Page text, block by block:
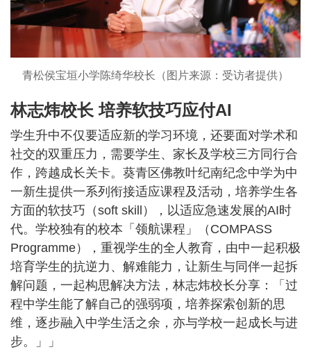
青松侯宝垣小学陈绮华校长（图片来源：受访者提供）
林志炜校长 培养软技巧应付AI
学生升中不仅要适应新的学习环境，还要面对学术和
社交的双重压力，需要学生、家长及学校三方同行合
作，跨越成长关卡。葵青区佛教叶纪南纪念中学为中
一新生提供一系列衔接适应课程及活动，培养学生各
方面的软技巧（soft skill），以适应急速发展的AI时
代。学校独有的校本「领航课程」（COMPASS
Programme），重视学生的全人教育，由中一起积极
培育学生的抗逆力、解难能力，让新生与同伴一起拆
解问题，一起构思解决方法，林志炜校长分享：「过
程中学生能了解自己的强弱项，培养探索创新的思
维，逐步融入中学生活之余，亦与学校一起成长与进
步。」」